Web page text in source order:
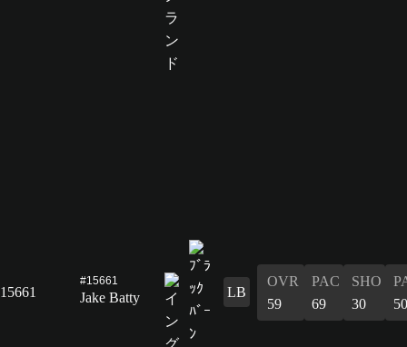
15661
#15661
Jake Batty LB
OVR
59
PAC
69
SHO
30
50